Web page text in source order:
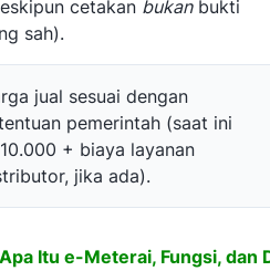
cetakan bukanbukti
sah).
jual sesuai dengan
pemerintah (saat ini
+ biaya layanan
jika ada).
Apa Itu e-Meterai, Fungsi, dan